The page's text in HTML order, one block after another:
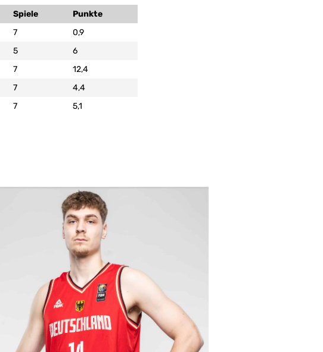
Spiele
Punkte
7
0,9
5
6
7
12,4
7
4,4
7 5,1